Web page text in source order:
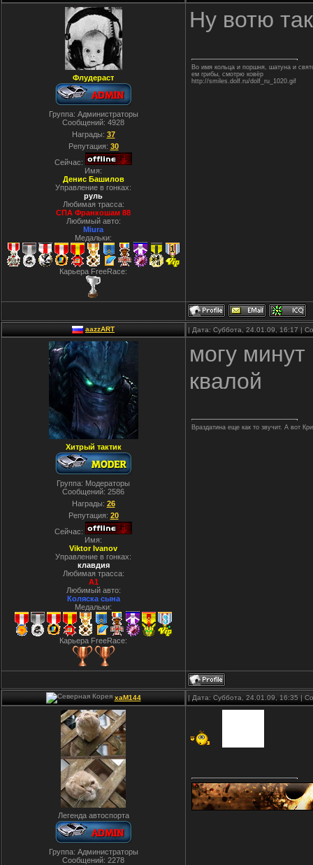
Флудераст
Группа: Администраторы
Сообщений: 4928
Награды: 37
Репутация: 30
Сейчас:
Имя:
Денис Башилов
Управление в гонках:
руль
Любимая трасса:
СПА Франкошам 88
Любимый авто:
Miura
Медальки:
Карьера FreeRace:
Ну вотю
Во имя кольца и поршня, шатуна и
ем грибы, смотрю ковёр
http://smiles.dolf.ru/dolf_ru_1020.gif
aazzART | Дата: Суббота, 24.01.09, 16:17 |
Хитрый тактик
Группа: Модераторы
Сообщений: 2586
Награды: 26
Репутация: 20
Сейчас:
Имя:
Viktor Ivanov
Управление в гонках:
клавдия
Любимая трасса:
A1
Любимый авто:
Коляска сына
Медальки:
Карьера FreeRace:
могу
квалой
Враздатина еще как то звучит. А вот
xaM144 | Дата: Суббота, 24.01.09, 16:35 |
Легенда автоспорта
Группа: Администраторы
Сообщений: 2278